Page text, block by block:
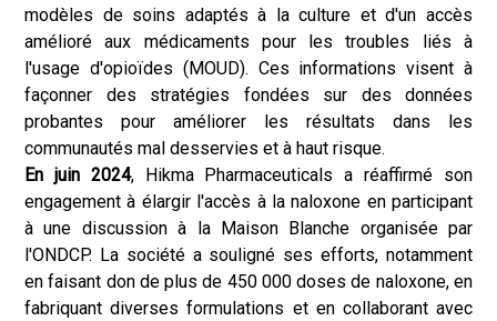
modèles de soins adaptés à la culture et d'un accès
amélioré aux médicaments pour les troubles liés à
l'usage d'opioïdes (MOUD). Ces informations visent à
façonner des stratégies fondées sur des données
probantes pour améliorer les résultats dans les
communautés mal desservies et à haut risque.
En juin 2024, Hikma Pharmaceuticals a réaffirmé son
engagement à élargir l'accès à la naloxone en participant
à une discussion à la Maison Blanche organisée par
l'ONDCP. La société a souligné ses efforts, notamment
en faisant don de plus de 450 000 doses de naloxone, en
fabriquant diverses formulations et en collaborant avec